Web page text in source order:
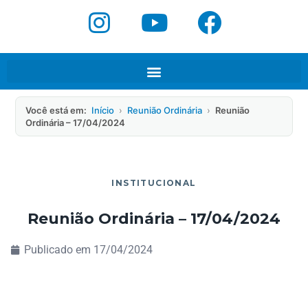
Você está em: Início › Reunião Ordinária › Reunião
Ordinária – 17/04/2024
INSTITUCIONAL
Reunião Ordinária – 17/04/2024
Publicado em 17/04/2024